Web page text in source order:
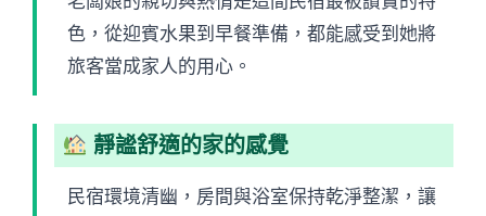
色，從迎賓水果到早餐準備，都能感受到她將
旅客當成家人的用心。
靜謐舒適的家的感覺
民宿環境清幽，房間與浴室保持乾淨整潔，讓